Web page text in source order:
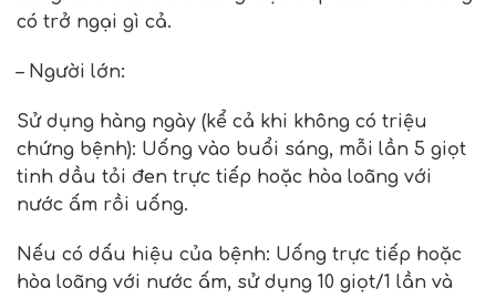
có trở ngại gì cả.
– Người lớn:
Sử dụng hàng ngày (kể cả khi không có triệu
chứng bệnh): Uống vào buổi sáng, mỗi lần 5 giọt
tinh dầu tỏi đen trực tiếp hoặc hòa loãng với
nước ấm rồi uống.
Nếu có dấu hiệu của bệnh: Uống trực tiếp hoặc
hòa loãng với nước ấm, sử dụng 10 giọt/1 lần và